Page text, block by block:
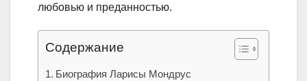
любовью и преданностью.
Содержание
Биография Ларисы Мондрус